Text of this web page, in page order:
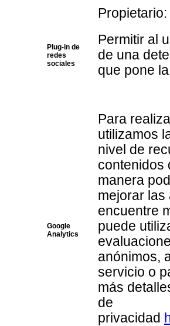
Plug-in de
redes
sociales
Permitir al
de una
que pone
Google
Analytics
Para
utilizamos
nivel de
contenidos
manera
mejorar las
encuentre
puede
anónimos,
servicio o
más
de
privacidad